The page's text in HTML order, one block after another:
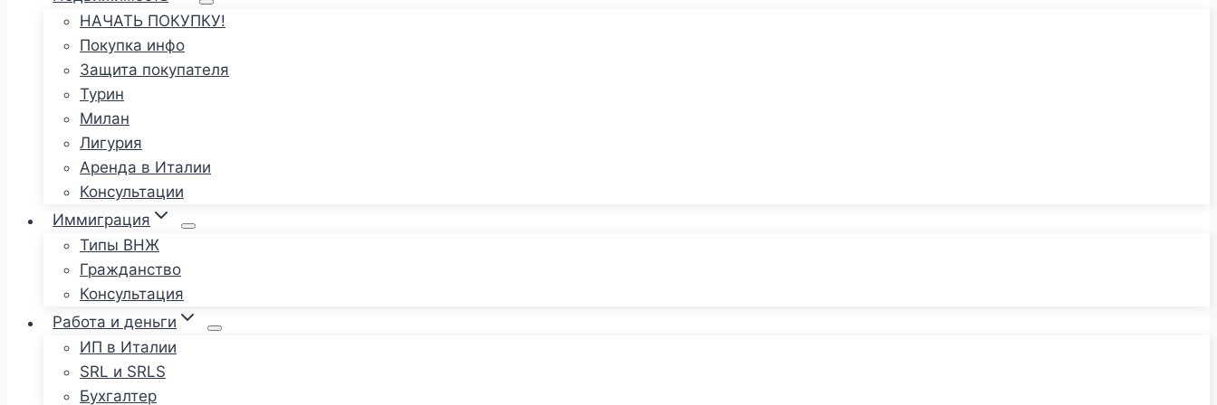
НАЧАТЬ ПОКУПКУ!
Покупка инфо
Защита покупателя
Турин
Милан
Лигурия
Аренда в Италии
Консультации
Иммиграция
Типы ВНЖ
Гражданство
Консультация
Работа и деньги
ИП в Италии
SRL и SRLS
Бухгалтер